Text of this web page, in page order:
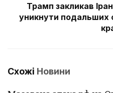
Трамп закликав
уникнути подальших
Схожі Новини